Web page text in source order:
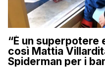
“È un superpotere
così Mattia
Spiderman per i